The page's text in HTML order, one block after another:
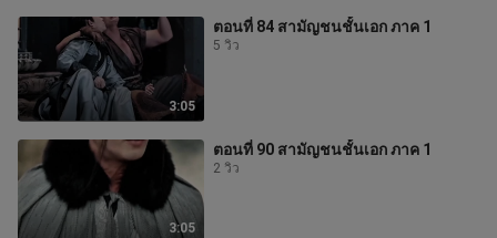
3:05
ตอนที่ 84 สามัญชนชั้นเอก ภาค 1
5 วิว
3:05
ตอนที่ 90 สามัญชนชั้นเอก ภาค 1
2 วิว